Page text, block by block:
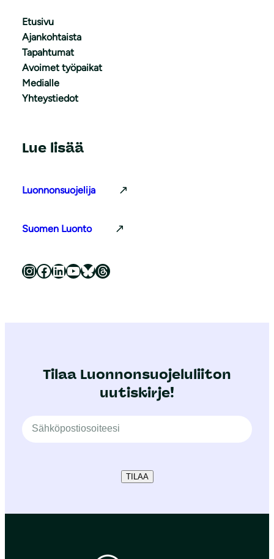
Etusivu
Ajankohtaista
Tapahtumat
Avoimet työpaikat
Medialle
Yhteystiedot
Lue lisää
Luonnonsuojelija
Suomen Luonto
Luonnonsuojeluliitto Instagramissa Luonnonsuojeluliitto Facebookissa Luonnonsuojeluliitto LinkedInissä Luonnonsuojeluliiton YouTube-kanava Luonnonsuojeluliitto Blueskyssa Luonnonsuojeluliitto Threadsissa
Tilaa Luonnonsuojeluliiton
uutiskirje!
TILAA